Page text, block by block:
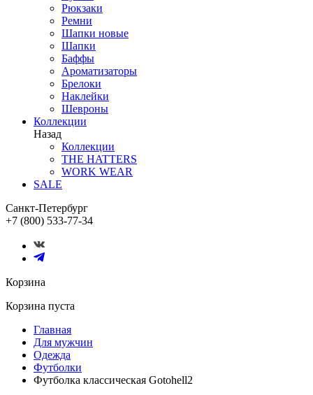
Рюкзаки
Ремни
Шапки новые
Шапки
Баффы
Ароматизаторы
Брелоки
Наклейки
Шевроны
Коллекции
Назад
Коллекции
THE HATTERS
WORK WEAR
SALE
Санкт-Петербург
+7 (800) 533-77-34
Корзина
Корзина пуста
Главная
Для мужчин
Одежда
Футболки
Футболка классическая Gotohell2